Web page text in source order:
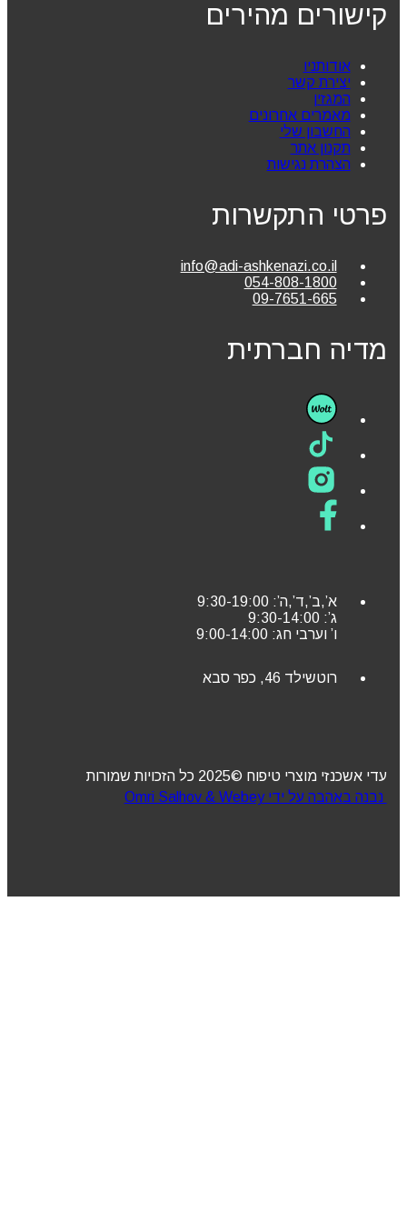
קישורים מהירים
אודותניו
יצירת קשר
המגזין
מאמרים אחרונים
החשבון שלי
תקנון אתר
הצהרת נגישות
פרטי התקשרות
info@adi-ashkenazi.co.il
054-808-1800
09-7651-665
מדיה חברתית
א’,ב’,ד’,ה’: 9:30-19:00
ג’: 9:30-14:00
ו’ וערבי חג: 9:00-14:00
רוטשילד 46, כפר סבא
עדי אשכנזי מוצרי טיפוח ©2025 כל הזכויות שמורות
נבנה באהבה על ידי Omri Salhov & Webey